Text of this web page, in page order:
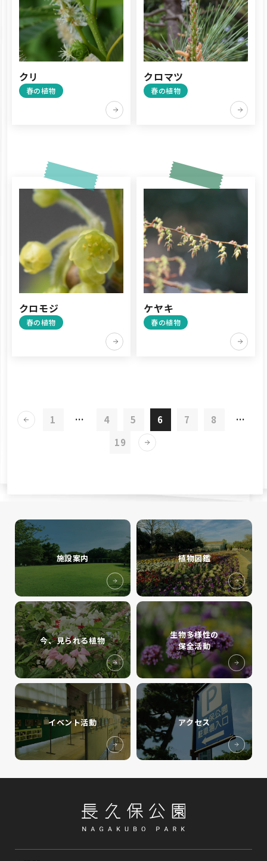
クリ
春の植物
クロマツ
春の植物
クロモジ
春の植物
ケヤキ
春の植物
1 … 4 5 6 7 8
…
19
施設案内 植物図鑑
今、見られる植物
生物多様性の
保全活動
イベント活動 アクセス